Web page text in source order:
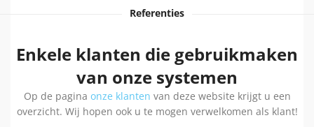
Referenties
Enkele klanten die gebruikmaken
van onze systemen
Op de pagina onze klanten van deze website krijgt u een
overzicht. Wij hopen ook u te mogen verwelkomen als klant!